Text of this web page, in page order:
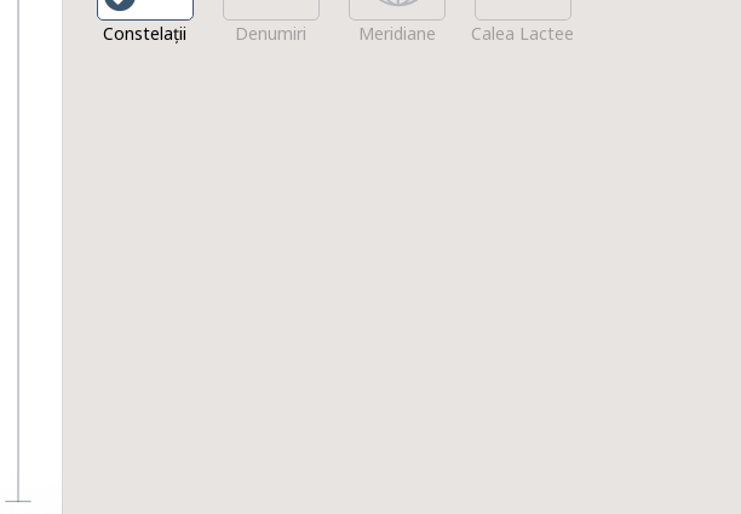
Constelaţii Denumiri Meridiane Calea Lactee